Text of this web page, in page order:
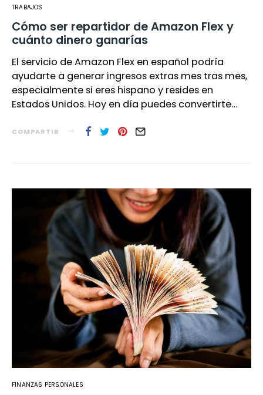
TRABAJOS
Cómo ser repartidor de Amazon Flex y
cuánto dinero ganarías
El servicio de Amazon Flex en español podría
ayudarte a generar ingresos extras mes tras mes,
especialmente si eres hispano y resides en
Estados Unidos. Hoy en día puedes convertirte…
COMPARTIR
FINANZAS PERSONALES